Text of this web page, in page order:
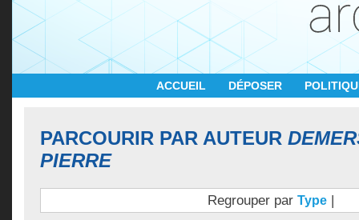
ACCUEIL DÉPOSER
PARCOURIR PAR AUTEUR
PIERRE
Regrouper par Type |